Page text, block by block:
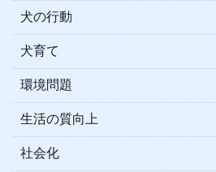
犬の行動
犬育て
環境問題
生活の質向上
社会化